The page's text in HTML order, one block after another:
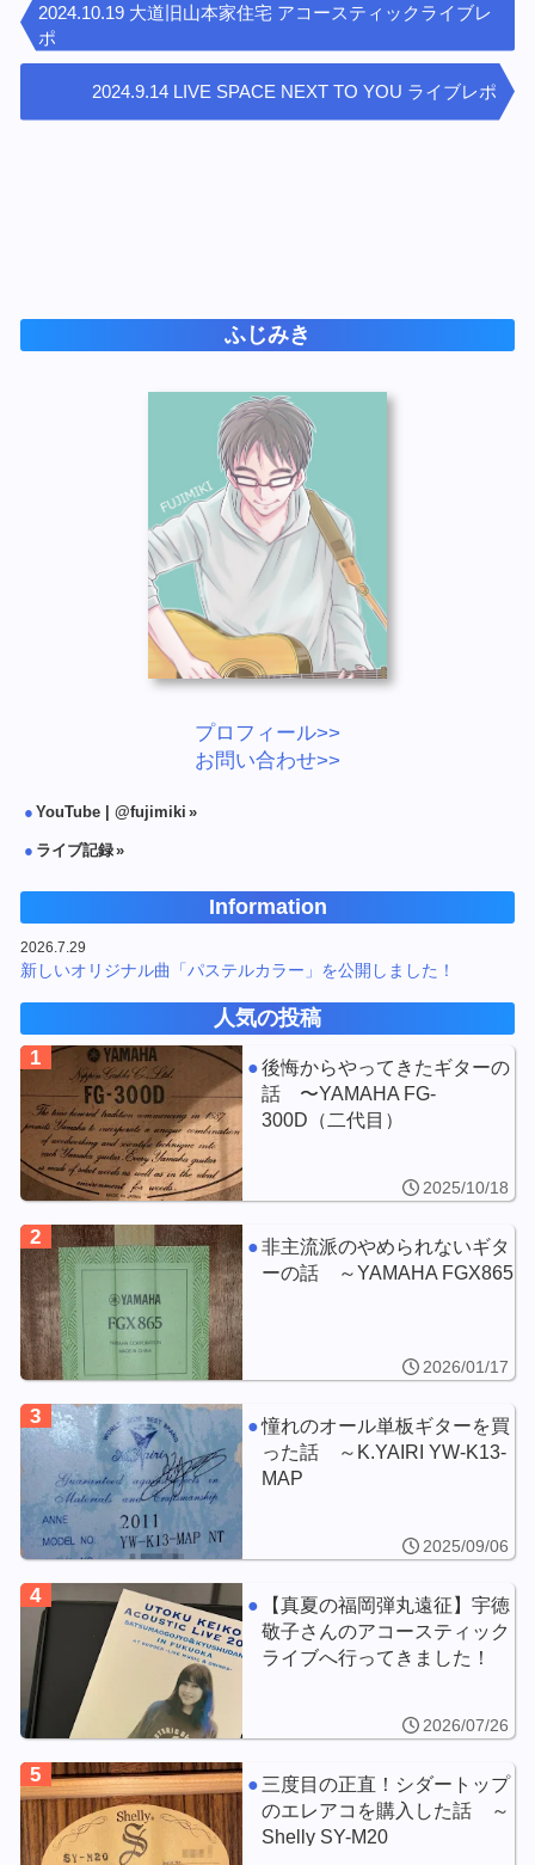
2024.10.19 大道旧山本家住宅 アコースティックライブレ
ポ
2024.9.14 LIVE SPACE NEXT TO YOU ライブレポ
ふじみき
プロフィール>>
お問い合わせ>>
YouTube | @fujimiki
ライブ記録
Information
2026.7.29
新しいオリジナル曲「パステルカラー」を公開しました！
人気の投稿
1
後悔からやってきたギターの
話 〜YAMAHA FG-
300D（二代目）
2025/10/18
2
非主流派のやめられないギタ
ーの話 ～YAMAHA FGX865
2026/01/17
3
憧れのオール単板ギターを買
った話 ～K.YAIRI YW-K13-
MAP
2025/09/06
4
【真夏の福岡弾丸遠征】宇徳
敬子さんのアコースティック
ライブへ行ってきました！
2026/07/26
5
三度目の正直！シダートップ
のエレアコを購入した話 ～
Shelly SY-M20